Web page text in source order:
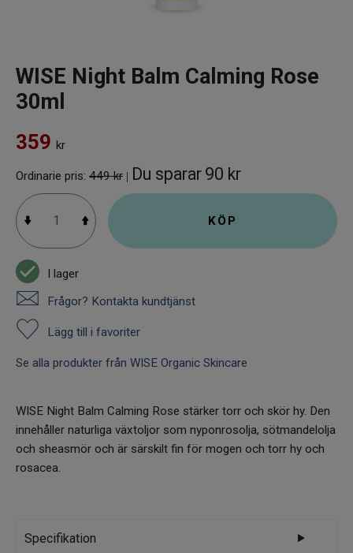
WISE Night Balm Calming Rose
30ml
359 kr
Ordinarie pris: 449 kr | Du sparar 90 kr
KÖP
I lager
Frågor? Kontakta kundtjänst
Lägg till i favoriter
Se alla produkter från WISE Organic Skincare
WISE Night Balm Calming Rose stärker torr och skör hy. Den
innehåller naturliga växtoljor som nyponrosolja, sötmandelolja
och sheasmör och är särskilt fin för mogen och torr hy och
rosacea.
Specifikation